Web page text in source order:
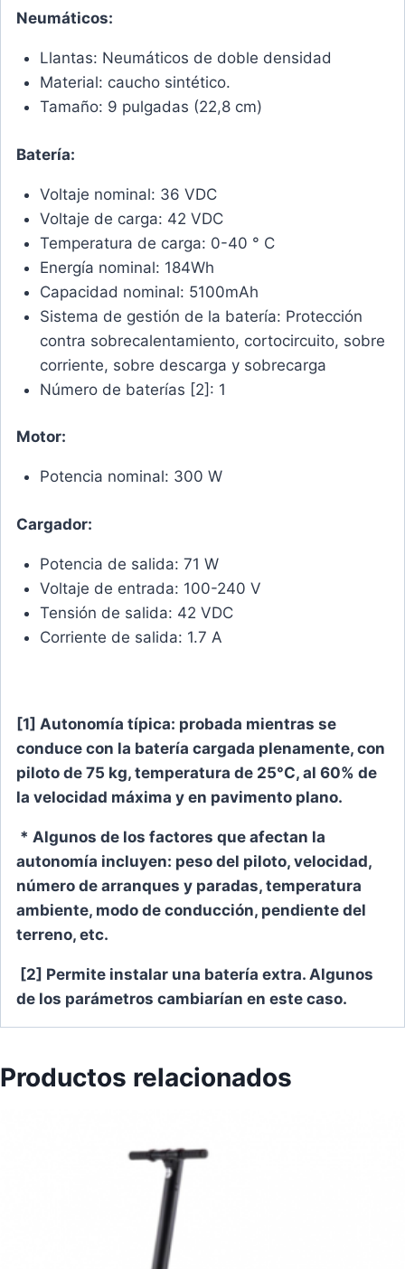
Neumáticos:
Llantas: Neumáticos de doble densidad
Material: caucho sintético.
Tamaño: 9 pulgadas (22,8 cm)
Batería:
Voltaje nominal: 36 VDC
Voltaje de carga: 42 VDC
Temperatura de carga: 0-40 ° C
Energía nominal: 184Wh
Capacidad nominal: 5100mAh
Sistema de gestión de la batería: Protección
contra sobrecalentamiento, cortocircuito, sobre
corriente, sobre descarga y sobrecarga
Número de baterías [2]: 1
Motor:
Potencia nominal: 300 W
Cargador:
Potencia de salida: 71 W
Voltaje de entrada: 100-240 V
Tensión de salida: 42 VDC
Corriente de salida: 1.7 A
[1] Autonomía típica: probada mientras se
conduce con la batería cargada plenamente, con
piloto de 75 kg, temperatura de 25°C, al 60% de
la velocidad máxima y en pavimento plano.
* Algunos de los factores que afectan la
autonomía incluyen: peso del piloto, velocidad,
número de arranques y paradas, temperatura
ambiente, modo de conducción, pendiente del
terreno, etc.
[2] Permite instalar una batería extra. Algunos
de los parámetros cambiarían en este caso.
Productos relacionados